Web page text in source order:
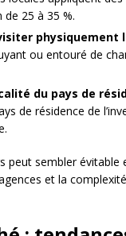
25 à 35 %.
physiquement
ou entouré de
du pays de
de résidence de
peut sembler
et la